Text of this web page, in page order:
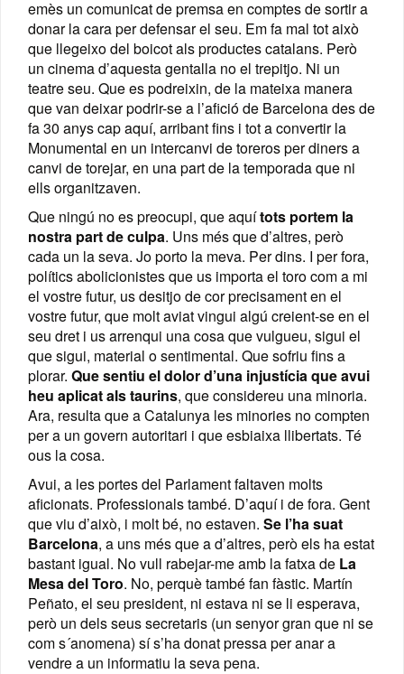
emès un comunicat de premsa en comptes de sortir a
donar la cara per defensar el seu. Em fa mal tot això
que llegeixo del boicot als productes catalans. Però
un cinema d’aquesta gentalla no el trepitjo. Ni un
teatre seu. Que es podreixin, de la mateixa manera
que van deixar podrir-se a l’afició de Barcelona des de
fa 30 anys cap aquí, arribant fins i tot a convertir la
Monumental en un intercanvi de toreros per diners a
canvi de torejar, en una part de la temporada que ni
ells organitzaven.
Que ningú no es preocupi, que aquítots portem la
nostra part de culpa. Uns més que d’altres, però
cada un la seva. Jo porto la meva. Per dins. I per fora,
polítics abolicionistes que us importa el toro com a mi
el vostre futur, us desitjo de cor precisament en el
vostre futur, que molt aviat vingui algú creient-se en el
seu dret i us arrenqui una cosa que vulgueu, sigui el
que sigui, material o sentimental. Que sofriu fins a
plorar. Que sentiu el dolor d’una injustícia que avui
heu aplicat als taurins, que considereu una minoria.
Ara, resulta que a Catalunya les minories no compten
per a un govern autoritari i que esbiaixa llibertats. Té
ous la cosa.
Avui, a les portes del Parlament faltaven molts
aficionats. Professionals també. D’aquí i de fora. Gent
que viu d’això, i molt bé, no estaven. Se l’ha suat
Barcelona, a uns més que a d’altres, però els ha estat
bastant igual. No vull rabejar-me amb la fatxa de La
Mesa del Toro. No, perquè també fan fàstic. Martín
Peñato, el seu president, ni estava ni se li esperava,
però un dels seus secretaris (un senyor gran que ni se
com s´anomena) sí s’ha donat pressa per anar a
vendre a un informatiu la seva pena.